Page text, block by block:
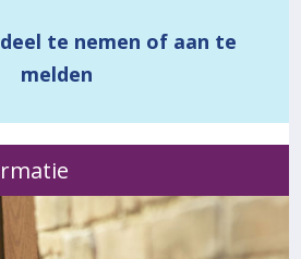
te nemen of aan te
melden